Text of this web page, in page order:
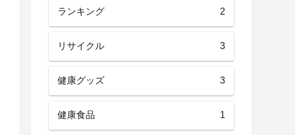
ランキング 2
リサイクル 3
健康グッズ 3
健康食品 1